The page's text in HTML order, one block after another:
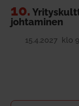
10.
joh­ta­minen
15.4.2027 klo